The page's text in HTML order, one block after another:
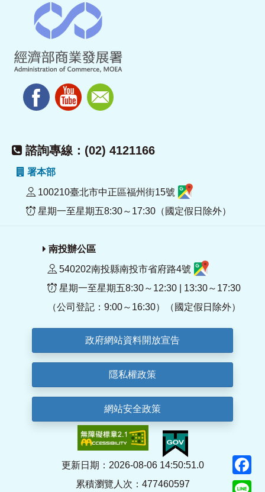
諮詢專線：(02) 4121166
署本部
100210臺北市中正區福州街15號
星期一至星期五8:30～17:30（國定假日除外）
南投辦公區
540202南投縣南投市省府路4號
星期一至星期五8:30～12:30 | 13:30～17:30
（公司登記：9:00～16:30）（國定假日除外）
政府網站資料開放宣告
隱私權政策
網站安全政策
更新日期：2026-08-06 14:50:51.0
累積瀏覽人次：477460597